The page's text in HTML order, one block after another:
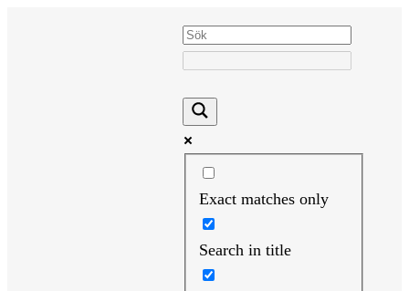
Exact matches only
Search in title